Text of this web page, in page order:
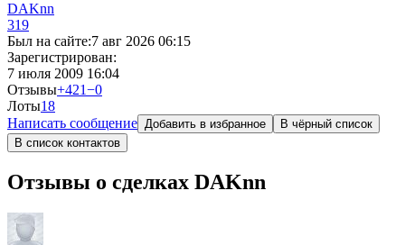
DAKnn
319
Был на сайте:7 авг 2026 06:15
Зарегистрирован:
7 июля 2009 16:04
Отзывы+421−0
Лоты18
Написать сообщение Добавить в избранное
В чёрный список
В список контактов
Отзывы о сделках DAKnn